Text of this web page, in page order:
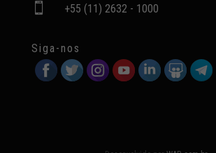
 +55 (11) 2632 - 1000
Siga-nos